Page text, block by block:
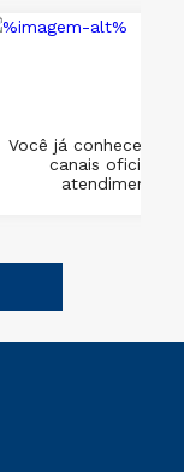
Você já conhece os
canais oficiais
atendimento?